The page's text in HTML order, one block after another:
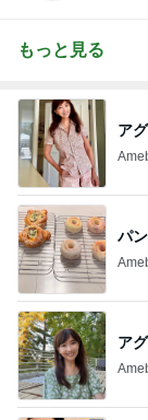
もっと見る
ア
パ
ア